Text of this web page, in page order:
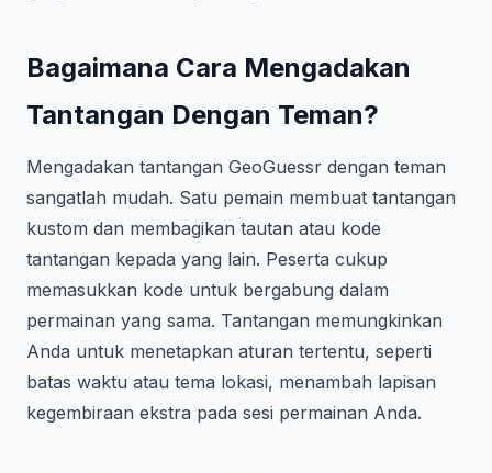
Bagaimana Cara Mengadakan
Tantangan Dengan Teman?
Mengadakan tantangan GeoGuessr dengan teman
sangatlah mudah. Satu pemain membuat tantangan
kustom dan membagikan tautan atau kode
tantangan kepada yang lain. Peserta cukup
memasukkan kode untuk bergabung dalam
permainan yang sama. Tantangan memungkinkan
Anda untuk menetapkan aturan tertentu, seperti
batas waktu atau tema lokasi, menambah lapisan
kegembiraan ekstra pada sesi permainan Anda.